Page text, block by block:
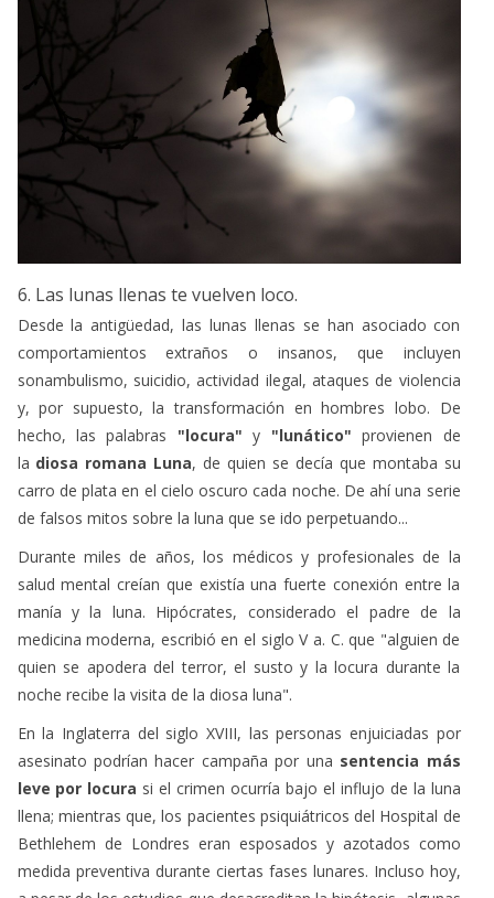
6. Las lunas llenas te vuelven loco.
Desde la antigüedad, las lunas llenas se han asociado con
comportamientos extraños o insanos, que incluyen
sonambulismo, suicidio, actividad ilegal, ataques de violencia
y, por supuesto, la transformación en hombres lobo. De
hecho, las palabras
"locura" y "lunático" provienen de
la diosa romana Luna, de quien se decía que montaba su
carro de plata en el cielo oscuro cada noche. De ahí una serie
de falsos mitos sobre la luna que se ido perpetuando...
Durante miles de años, los médicos y profesionales de la
salud mental creían que existía una fuerte conexión entre la
manía y la luna. Hipócrates, considerado el padre de la
medicina moderna, escribió en el siglo V a. C. que "alguien de
quien se apodera del terror, el susto y la locura durante la
noche recibe la visita de la diosa luna".
En la Inglaterra del siglo XVIII, las personas enjuiciadas por
asesinato podrían hacer campaña por una sentencia más
leve por locura si el crimen ocurría bajo el influjo de la luna
llena; mientras que, los pacientes psiquiátricos del Hospital de
Bethlehem de Londres eran esposados y azotados como
medida preventiva durante ciertas fases lunares. Incluso hoy,